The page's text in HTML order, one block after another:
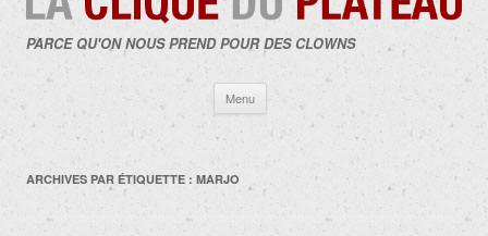
PARCE QU'ON NOUS PREND POUR DES CLOWNS
Menu
contenu
ARCHIVES PAR ÉTIQUETTE : MARJO